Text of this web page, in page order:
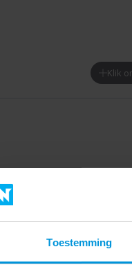
Toestemming
Klik